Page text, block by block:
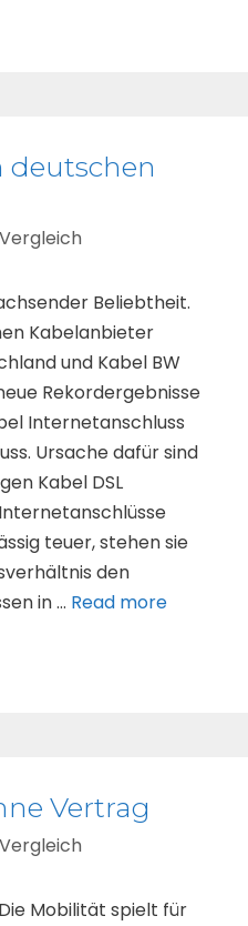
deutschen
Beliebtheit.
Kabelanbieter
und Kabel BW
Rekordergebnisse
Internetanschluss
Ursache dafür sind
Kabel DSL
teuer, stehen sie
den
in … Read more
Vertrag
Mobilität spielt für